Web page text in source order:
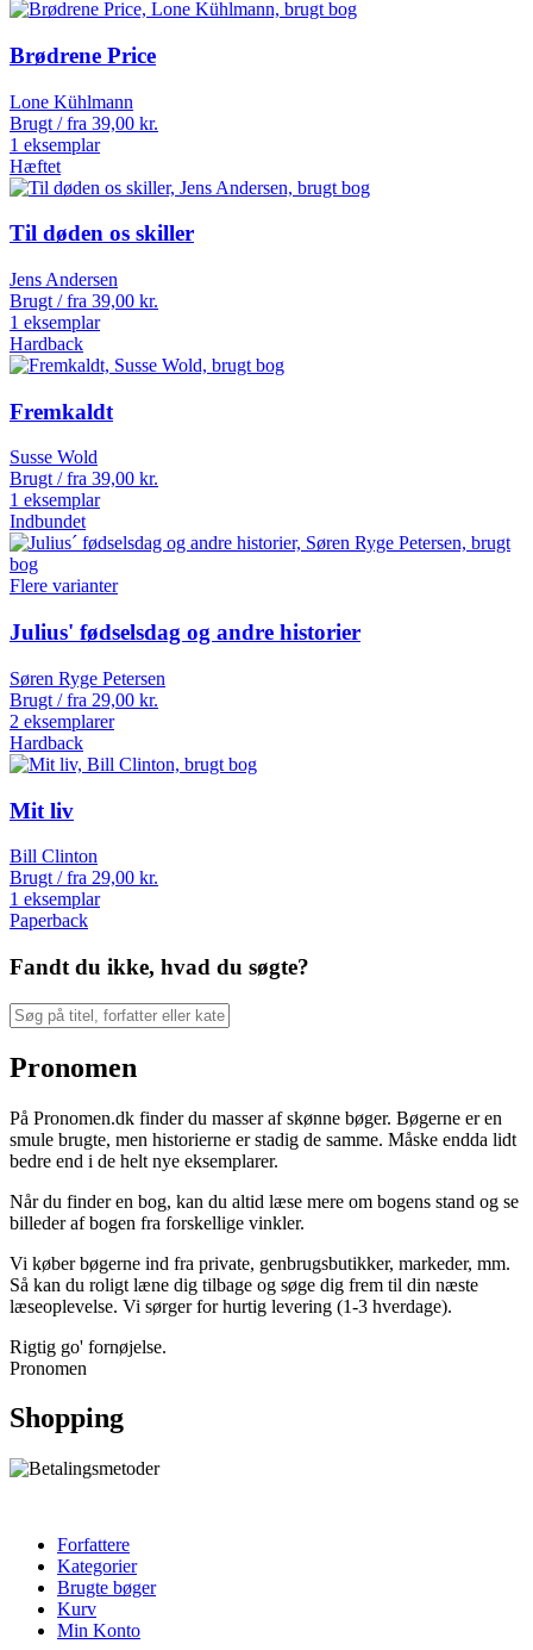
Brødrene Price
Lone Kühlmann
Brugt / fra 39,00 kr.
1 eksemplar
Hæftet
Til døden os skiller
Jens Andersen
Brugt / fra 39,00 kr.
1 eksemplar
Hardback
Fremkaldt
Susse Wold
Brugt / fra 39,00 kr.
1 eksemplar
Indbundet
Flere varianter
Julius' fødselsdag og andre historier
Søren Ryge Petersen
Brugt / fra 29,00 kr.
2 eksemplarer
Hardback
Mit liv
Bill Clinton
Brugt / fra 29,00 kr.
1 eksemplar
Paperback
Fandt du ikke, hvad du søgte?
Pronomen
På Pronomen.dk finder du masser af skønne bøger. Bøgerne er en
smule brugte, men historierne er stadig de samme. Måske endda lidt
bedre end i de helt nye eksemplarer.
Når du finder en bog, kan du altid læse mere om bogens stand og se
billeder af bogen fra forskellige vinkler.
Vi køber bøgerne ind fra private, genbrugsbutikker, markeder, mm.
Så kan du roligt læne dig tilbage og søge dig frem til din næste
læseoplevelse. Vi sørger for hurtig levering (1-3 hverdage).
Rigtig go' fornøjelse.
Pronomen
Shopping
Forfattere
Kategorier
Brugte bøger
Kurv
Min Konto